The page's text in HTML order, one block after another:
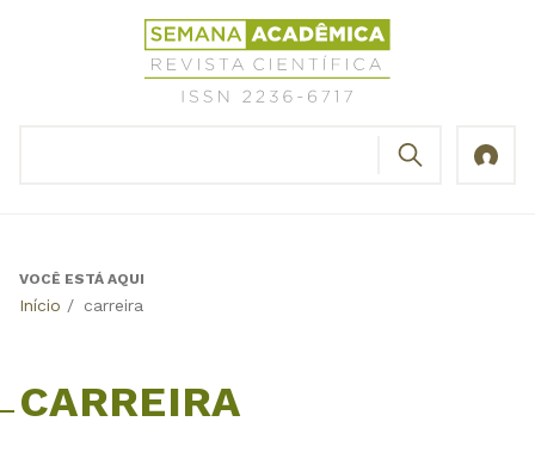
Revista
Científica
Semana
Back
VOCÊ ESTÁ AQUI
Início / carreira
CARREIRA